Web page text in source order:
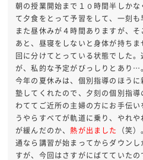
朝の授業開始まで１０時間半しか
て夕食をとって予習をして、一刻も
また昼休みが４時間ありますが、
あと、昼寝をしないと身体が持ち
回に分けてとっている状態でした
が、私的な予定がびっしりとあり…。
今年の夏休みは、個別指導のほう
塾してくれたので、夕刻の個別指
わててご近所の主婦の方にお手伝
うやらすべてが軌道に乗り、やれ
が緩んだのか、熱が出ました
（笑
通なら講習が始まってからダウン
すが、今回はさすがにばてていたの